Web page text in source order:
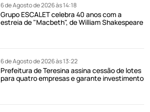
6 de Agosto de 2026 às 14:18
Grupo ESCALET celebra 40 anos com a
estreia de "Macbeth", de William Shakespeare
6 de Agosto de 2026 às 13:22
Prefeitura de Teresina assina cessão de lotes
para quatro empresas e garante investimento